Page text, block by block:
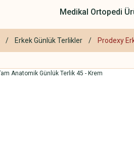
Medikal Ortopedi
Erkek Günlük Terlikler Prodexy